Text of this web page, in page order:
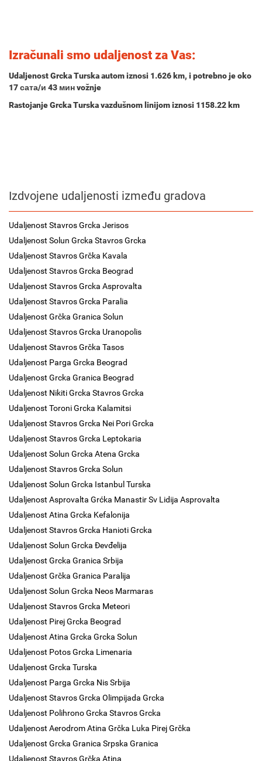
Izračunali smo udaljenost za Vas:
Udaljenost Grcka Turska autom iznosi 1.626 km, i potrebno je oko
17 сата/и 43 минvožnje
Rastojanje Grcka Turska vazdušnom linijom iznosi 1158.22 km
Izdvojene udaljenosti između gradova
Udaljenost Stavros Grcka Jerisos
Udaljenost Solun Grcka Stavros Grcka
Udaljenost Stavros Grčka Kavala
Udaljenost Stavros Grcka Beograd
Udaljenost Stavros Grcka Asprovalta
Udaljenost Stavros Grcka Paralia
Udaljenost Grčka Granica Solun
Udaljenost Stavros Grcka Uranopolis
Udaljenost Stavros Grčka Tasos
Udaljenost Parga Grcka Beograd
Udaljenost Grcka Granica Beograd
Udaljenost Nikiti Grcka Stavros Grcka
Udaljenost Toroni Grcka Kalamitsi
Udaljenost Stavros Grcka Nei Pori Grcka
Udaljenost Stavros Grcka Leptokaria
Udaljenost Solun Grcka Atena Grcka
Udaljenost Stavros Grcka Solun
Udaljenost Solun Grcka Istanbul Turska
Udaljenost Asprovalta Grćka Manastir Sv Lidija Asprovalta
Udaljenost Atina Grcka Kefalonija
Udaljenost Stavros Grcka Hanioti Grcka
Udaljenost Solun Grcka Đevđelija
Udaljenost Grcka Granica Srbija
Udaljenost Grčka Granica Paralija
Udaljenost Solun Grcka Neos Marmaras
Udaljenost Stavros Grcka Meteori
Udaljenost Pirej Grcka Beograd
Udaljenost Atina Grcka Grcka Solun
Udaljenost Potos Grcka Limenaria
Udaljenost Grcka Turska
Udaljenost Parga Grcka Nis Srbija
Udaljenost Stavros Grcka Olimpijada Grcka
Udaljenost Polihrono Grcka Stavros Grcka
Udaljenost Aerodrom Atina Grčka Luka Pirej Grčka
Udaljenost Grcka Granica Srpska Granica
Udaljenost Stavros Grčka Atina